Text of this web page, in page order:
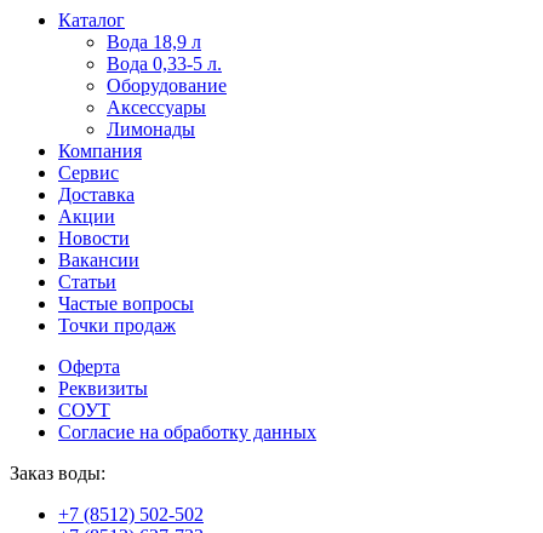
Пользователи
офіційний
сайт
через
разные
сайты.
можно
встретить
онлайн
казино
среди
обсуждаемых
тем.
Каталог
Вода 18,9 л
Вода 0,33-5 л.
Оборудование
Аксессуары
Лимонады
Компания
Сервис
Доставка
Акции
Новости
Вакансии
Статьи
Частые вопросы
Точки продаж
Оферта
Реквизиты
СОУТ
Согласие на обработку данных
Заказ воды:
+7 (8512) 502-502